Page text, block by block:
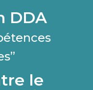
DDA
le